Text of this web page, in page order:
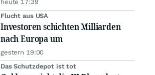
heute 17:39
Flucht aus USA
Investoren schichten Milliarden
nach Europa um
gestern 19:00
Das Schutzdepot ist tot